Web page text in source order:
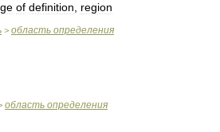
of definition region
> область определения
область определения